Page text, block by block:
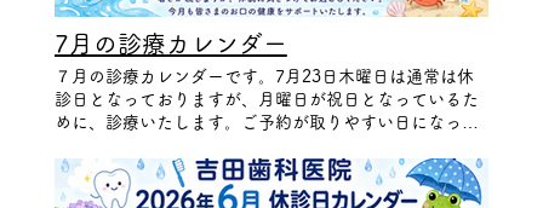
7月の診療カレンダー
７月の診療カレンダーです。7月23日木曜日は通常は休
診日となっておりますが、月曜日が祝日となっているた
めに、診療いたします。ご予約が取りやすい日になって
うか？ご予約をお待ちしております。